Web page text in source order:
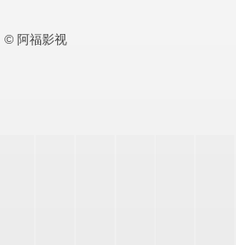
© 阿福影视